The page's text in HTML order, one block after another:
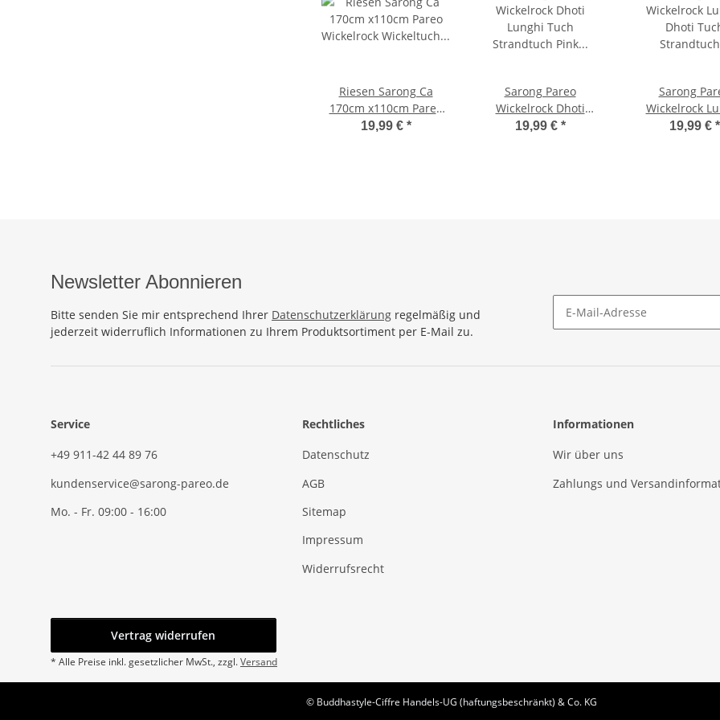
Riesen Sarong Ca
170cm x110cm Pareo
Wickelrock Wickeltuch
19,99 € *
Sarong Pareo
Wickelrock Dhoti
Lunghi Tuch
19,99 € *
Sarong
Wickelrock
Dhoti Tuch
19,99 € *
Newsletter Abonnieren
Bitte senden Sie mir entsprechend Ihrer Datenschutzerklärung regelmäßig und
jederzeit widerruflich Informationen zu Ihrem Produktsortiment per E-Mail zu.
Service
+49 911-42 44 89 76
kundenservice@sarong-pareo.de
Mo. - Fr. 09:00 - 16:00
Rechtliches
Datenschutz
AGB
Sitemap
Impressum
Widerrufsrecht
Informationen
Wir über uns
Zahlungs und
Vertrag widerrufen
* Alle Preise inkl. gesetzlicher MwSt., zzgl.Versand
© Buddhastyle-Ciffre Handels-UG (haftungsbeschränkt) & Co. KG